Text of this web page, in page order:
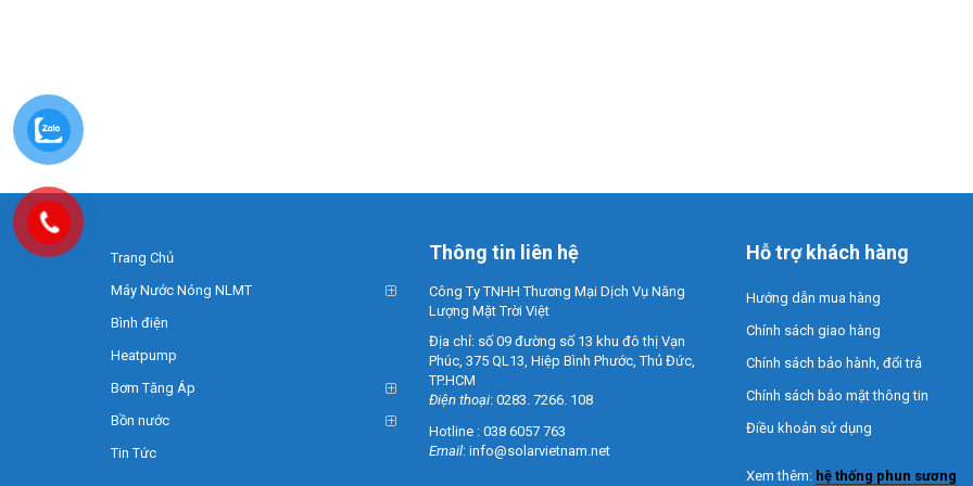
Trang Chủ
Máy Nước Nóng NLMT
Bình điện
Heatpump
Bơm Tăng Áp
Bồn nước
Tin Tức
Thông tin liên hệ
Công Ty TNHH Thương Mại Dịch Vụ Năng
Lượng Mặt Trời Việt
Địa chỉ: số 09 đường số 13 khu đô thị Vạn
Phúc, 375 QL13, Hiệp Bình Phước, Thủ Đức,
TP.HCM
Điện thoại: 0283. 7266. 108
Hotline : 038 6057 763
Email: info@solarvietnam.net
Hỗ trợ khách hàng
Hướng dẫn mua hàng
Chính sách giao hàng
Chính sách bảo hành, đổi trả
Chính sách bảo mật thông tin
Điều khoản sử dụng
Xem thêm: hệ thống phun sương